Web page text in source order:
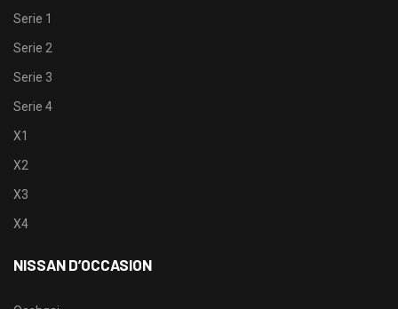
Serie 1
Serie 2
Serie 3
Serie 4
X1
X2
X3
X4
NISSAN D’OCCASION